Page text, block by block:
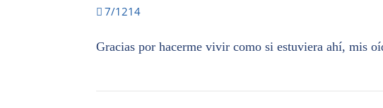
7/1214
Gracias por hacerme vivir como si estuviera ahí, mis